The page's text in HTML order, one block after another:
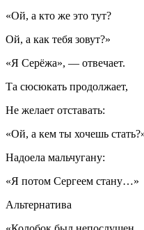
«Ой, а кто же это тут?
Ой, а как тебя зовут?»
«Я Серёжа», — отвечает.
Та сюсюкать продолжает,
Не желает отставать:
«Ой, а кем ты хочешь
Надоела мальчугану:
«Я потом Сергеем стану…»
Альтернатива